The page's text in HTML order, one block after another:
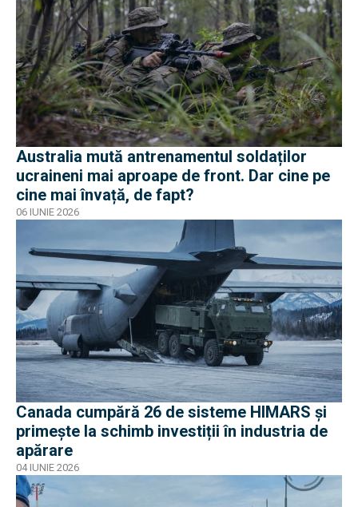
Australia mută antrenamentul soldaților
ucraineni mai aproape de front. Dar cine pe
cine mai învață, de fapt?
06 IUNIE 2026
Canada cumpără 26 de sisteme HIMARS și
primește la schimb investiții în industria de
apărare
04 IUNIE 2026